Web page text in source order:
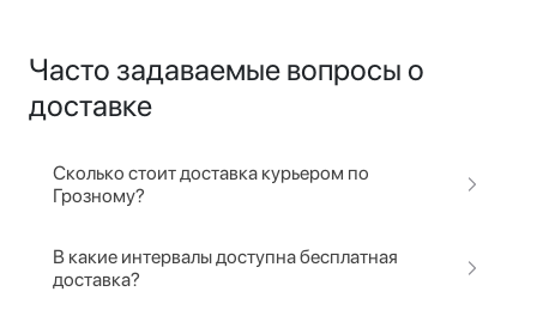
Часто задаваемые вопросы о
доставке
Сколько стоит доставка курьером по
Грозному?
В какие интервалы доступна бесплатная
доставка?